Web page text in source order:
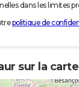
dans les limites
politique de
sur la